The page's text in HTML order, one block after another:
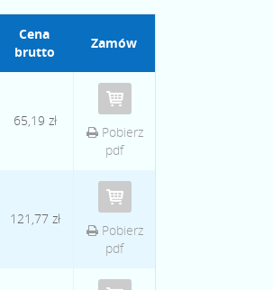
Cena
brutto
Zamów
65,19 zł
Pobierz
pdf
121,77 zł
Pobierz
pdf